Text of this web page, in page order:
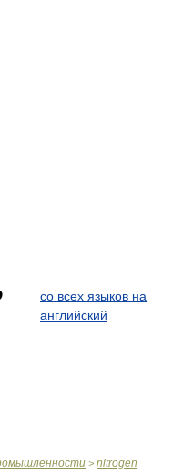
со всех языков на
английский
> nitrogen